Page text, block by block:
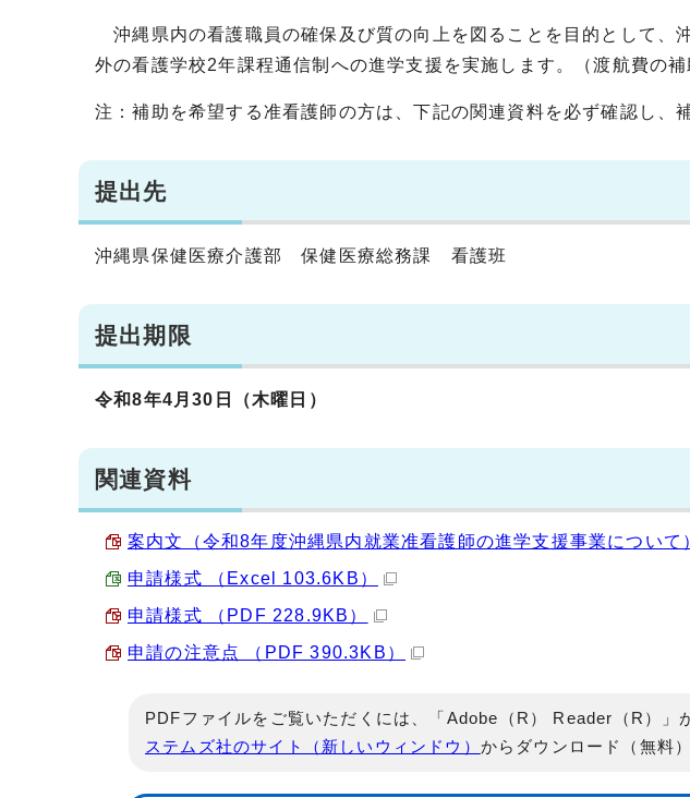
沖縄県内の看護職員の確保及び質の向上を図ることを目的として、
外の看護学校2年課程通信制への進学支援を実施します。（渡航費の補
注：補助を希望する准看護師の方は、下記の関連資料を必ず確認し、
提出先
沖縄県保健医療介護部 保健医療総務課 看護班
提出期限
令和8年4月30日（木曜日）
関連資料
案内文（令和8年度沖縄県内就業准看護師の進学支援事業について
申請様式 （Excel 103.6KB）
申請様式 （PDF 228.9KB）
申請の注意点 （PDF 390.3KB）
PDFファイルをご覧いただくには、「Adobe（R） Reader（R）」
ステムズ社のサイト（新しいウィンドウ） からダウンロード（無料